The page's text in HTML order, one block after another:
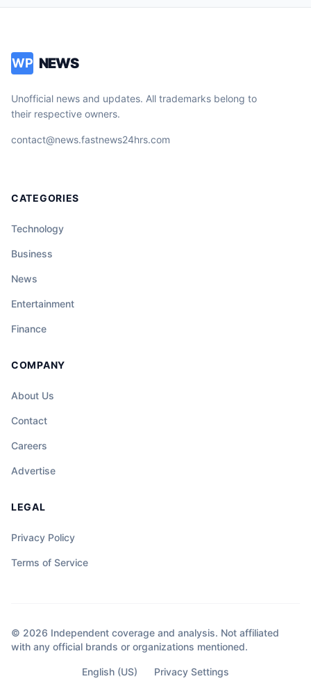
WP NEWS
Unofficial news and updates. All trademarks belong to
their respective owners.
contact@news.fastnews24hrs.com
CATEGORIES
Technology
Business
News
Entertainment
Finance
COMPANY
About Us
Contact
Careers
Advertise
LEGAL
Privacy Policy
Terms of Service
© 2026 Independent coverage and analysis. Not affiliated
with any official brands or organizations mentioned.
English (US) Privacy Settings